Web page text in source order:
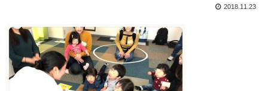
2018.11.23